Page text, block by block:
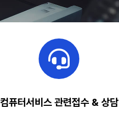
컴퓨터서비스 관련접수 & 상담